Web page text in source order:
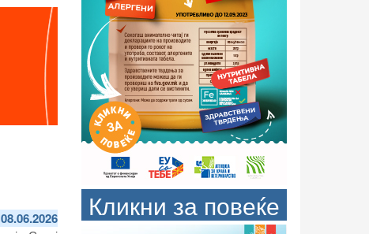
08.06.2026 Кликни за повеќе